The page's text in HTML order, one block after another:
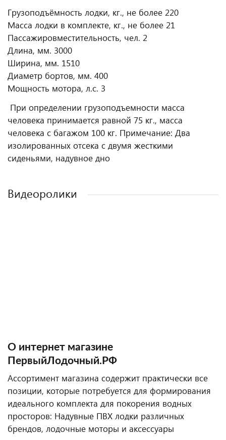
Грузоподъёмность лодки, кг., не более 220
Масса лодки в комплекте, кг., не более 21
Пассажировместительность, чел. 2
Длина, мм. 3000
Ширина, мм. 1510
Диаметр бортов, мм. 400
Мощность мотора, л.с. 3
При определении грузоподъемности масса
человека принимается равной 75 кг., масса
человека с багажом 100 кг. Примечание: Два
изолированных отсека с двумя жесткими
сиденьями, надувное дно
Видеоролики
О интернет магазине
ПервыйЛодочный.РФ
Ассортимент магазина содержит практически все
позиции, которые потребуется для формирования
идеального комплекта для покорения водных
просторов: Надувные ПВХ лодки различных
брендов, лодочные моторы и аксессуары